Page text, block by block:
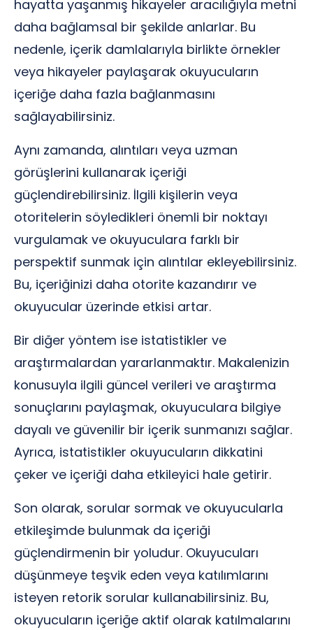
hayatta yaşanmış hikayeler aracılığıyla metni
daha bağlamsal bir şekilde anlarlar. Bu
nedenle, içerik damlalarıyla birlikte örnekler
veya hikayeler paylaşarak okuyucuların
içeriğe daha fazla bağlanmasını
sağlayabilirsiniz.
Aynı zamanda, alıntıları veya uzman
görüşlerini kullanarak içeriği
güçlendirebilirsiniz. İlgili kişilerin veya
otoritelerin söyledikleri önemli bir noktayı
vurgulamak ve okuyuculara farklı bir
perspektif sunmak için alıntılar ekleyebilirsiniz.
Bu, içeriğinizi daha otorite kazandırır ve
okuyucular üzerinde etkisi artar.
Bir diğer yöntem ise istatistikler ve
araştırmalardan yararlanmaktır. Makalenizin
konusuyla ilgili güncel verileri ve araştırma
sonuçlarını paylaşmak, okuyuculara bilgiye
dayalı ve güvenilir bir içerik sunmanızı sağlar.
Ayrıca, istatistikler okuyucuların dikkatini
çeker ve içeriği daha etkileyici hale getirir.
Son olarak, sorular sormak ve okuyucularla
etkileşimde bulunmak da içeriği
güçlendirmenin bir yoludur. Okuyucuları
düşünmeye teşvik eden veya katılımlarını
isteyen retorik sorular kullanabilirsiniz. Bu,
okuyucuların içeriğe aktif olarak katılmalarını